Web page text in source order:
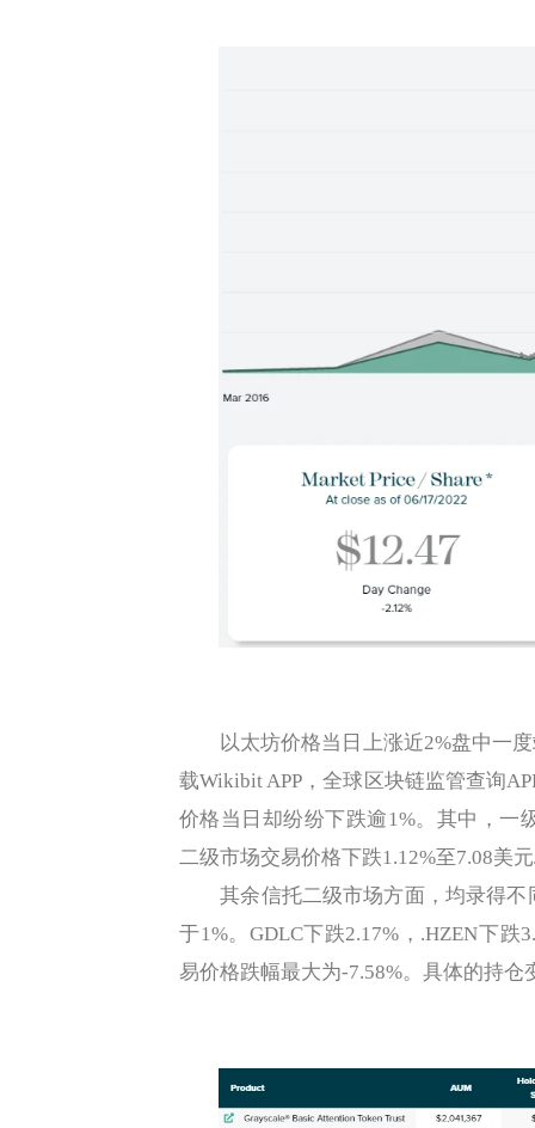
以太坊价格当日上涨近2%盘中一度
载Wikibit APP，全球区块链监管查询
价格当日却纷纷下跌逾1%。其中，一
二级市场交易价格下跌1.12%至7.08美
其余信托二级市场方面，均录得不
于1%。GDLC下跌2.17%，.HZEN下跌
易价格跌幅最大为-7.58%。具体的持仓